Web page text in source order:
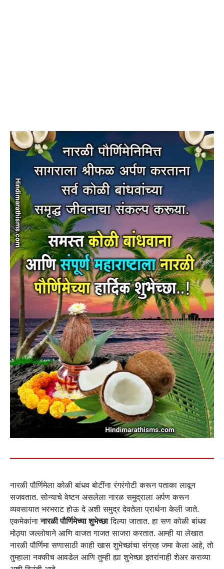
नारळी पौर्णिमेला कोळी बांधव बोटींना रंगरंगोटी करून पताका लावून
सजवतात. सोन्याचे वेष्टन असलेला नारळ समुद्राला अर्पण करून
व्यवसायात भरभराट होऊ दे अशी समुद्र देवतेला प्रार्थना केली जाते.
एकमेकांनानारळी पौर्णिमेच्या शुभेच्छादिल्या जातात. हा सण कोळी बांधव
मोठ्या जल्लोषाने आणि वाजत गाजत साजरा करतात. आम्ही या लेखात
नारळी पौर्णिमा सणासाठी काही खास शुभेच्छांचा संग्रह जमा केला आहे, तो
तुम्हाला नक्कीच आवडेल आणि तुम्ही ह्या शुभेच्छा इतरांनाही शेअर कराव्या